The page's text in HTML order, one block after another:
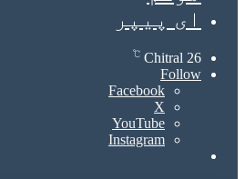
ای پیپر
Chitral 26
℃
Follow
Facebook
X
YouTube
Instagram